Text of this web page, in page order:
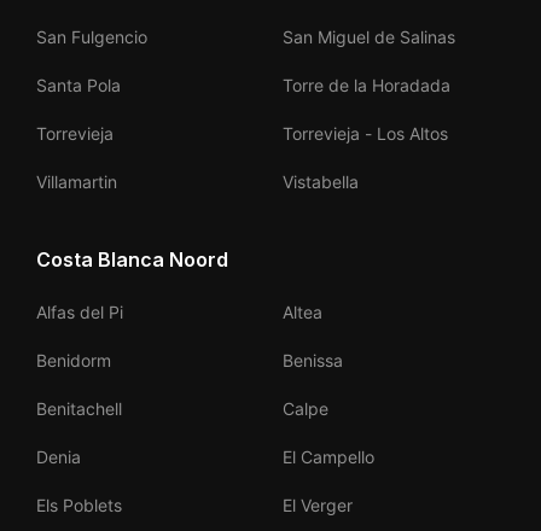
San Fulgencio San Miguel de Salinas
Santa Pola Torre de la Horadada
Torrevieja Torrevieja - Los Altos
Villamartin Vistabella
Costa Blanca Noord
Alfas del Pi Altea
Benidorm Benissa
Benitachell Calpe
Denia El Campello
Els Poblets El Verger